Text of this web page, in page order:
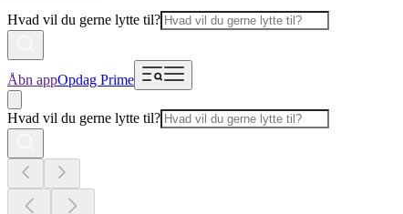
Hvad vil du gerne lytte til?
Åbn appOpdag Prime
Hvad vil du gerne lytte til?